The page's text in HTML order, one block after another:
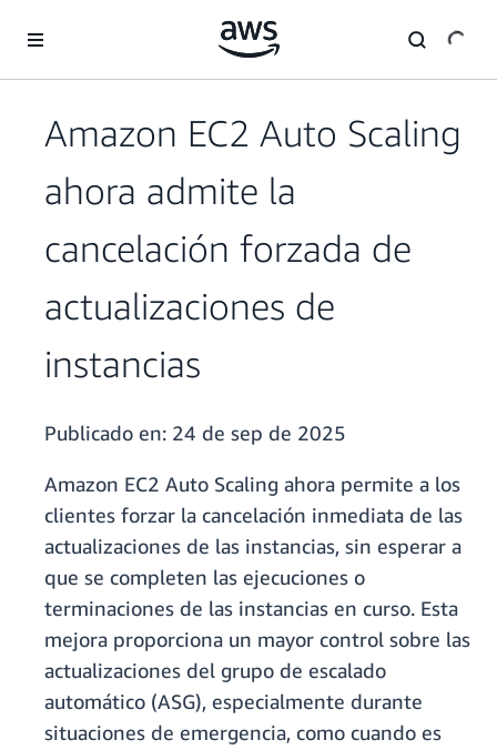
Amazon EC2 Auto Scaling
ahora admite la
cancelación forzada de
actualizaciones de
instancias
Publicado en: 24 de sep de 2025
Amazon EC2 Auto Scaling ahora permite a los
clientes forzar la cancelación inmediata de las
actualizaciones de las instancias, sin esperar a
que se completen las ejecuciones o
terminaciones de las instancias en curso. Esta
mejora proporciona un mayor control sobre las
actualizaciones del grupo de escalado
automático (ASG), especialmente durante
situaciones de emergencia, como cuando es